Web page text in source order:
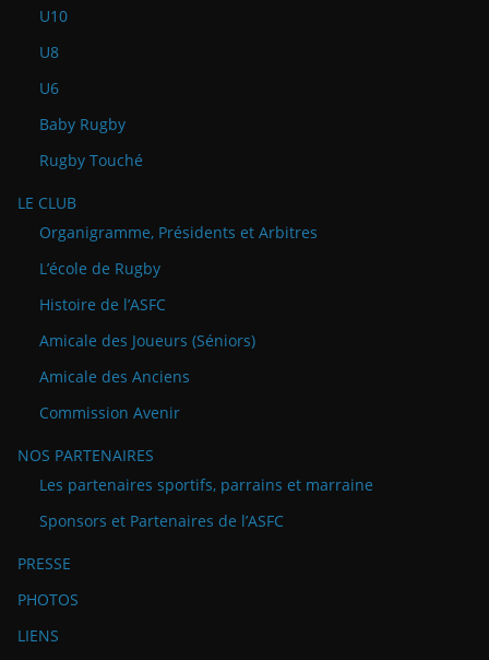
U10
U8
U6
Baby Rugby
Rugby Touché
LE CLUB
Organigramme, Présidents et Arbitres
L’école de Rugby
Histoire de l’ASFC
Amicale des Joueurs (Séniors)
Amicale des Anciens
Commission Avenir
NOS PARTENAIRES
Les partenaires sportifs, parrains et marraine
Sponsors et Partenaires de l’ASFC
PRESSE
PHOTOS
LIENS